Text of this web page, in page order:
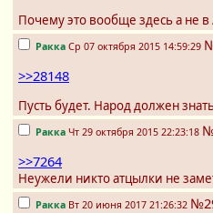
Почему это вообще здесь а не в
Ракка Ср 07 октября 2015 14:59:29
>>28148
Пусть будет. Народ должен
Ракка Чт 29 октября 2015 22:23:18
>>7264
Неужели никто атцылки не
Ракка Вт 20 июня 2017 21:26:32